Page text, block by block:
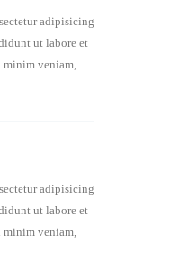
adipisicing
ut labore et
veniam,
adipisicing
ut labore et
minim veniam,